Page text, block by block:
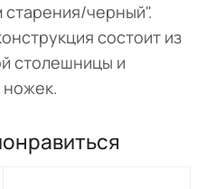
черный".
состоит из
столешницы и
ножек.